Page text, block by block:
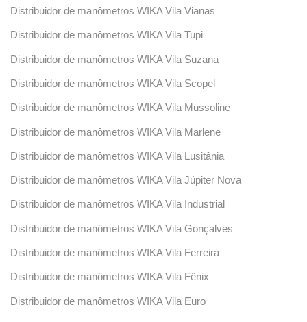
Distribuidor de manômetros WIKA Vila Vianas
Distribuidor de manômetros WIKA Vila Tupi
Distribuidor de manômetros WIKA Vila Suzana
Distribuidor de manômetros WIKA Vila Scopel
Distribuidor de manômetros WIKA Vila Mussoline
Distribuidor de manômetros WIKA Vila Marlene
Distribuidor de manômetros WIKA Vila Lusitânia
Distribuidor de manômetros WIKA Vila Júpiter Nova
Distribuidor de manômetros WIKA Vila Industrial
Distribuidor de manômetros WIKA Vila Gonçalves
Distribuidor de manômetros WIKA Vila Ferreira
Distribuidor de manômetros WIKA Vila Fênix
Distribuidor de manômetros WIKA Vila Euro